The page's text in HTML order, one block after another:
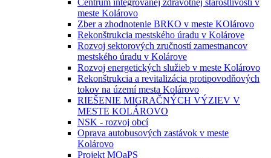
Centrum integrovanej zdravotnej starostlivosti v
meste Kolárovo
Zber a zhodnotenie BRKO v meste KOlárovo
Rekonštrukcia mestského úradu v Kolárove
Rozvoj sektorových zručností zamestnancov
mestského úradu v Kolárove
Rozvoj energetických služieb v meste Kolárovo
Rekonštrukcia a revitalizácia protipovodňových
tokov na území mesta Kolárovo
RIEŠENIE MIGRAČNÝCH VÝZIEV V
MESTE KOLÁROVO
NSK - rozvoj obcí
Oprava autobusových zastávok v meste
Kolárovo
Projekt MOaPS